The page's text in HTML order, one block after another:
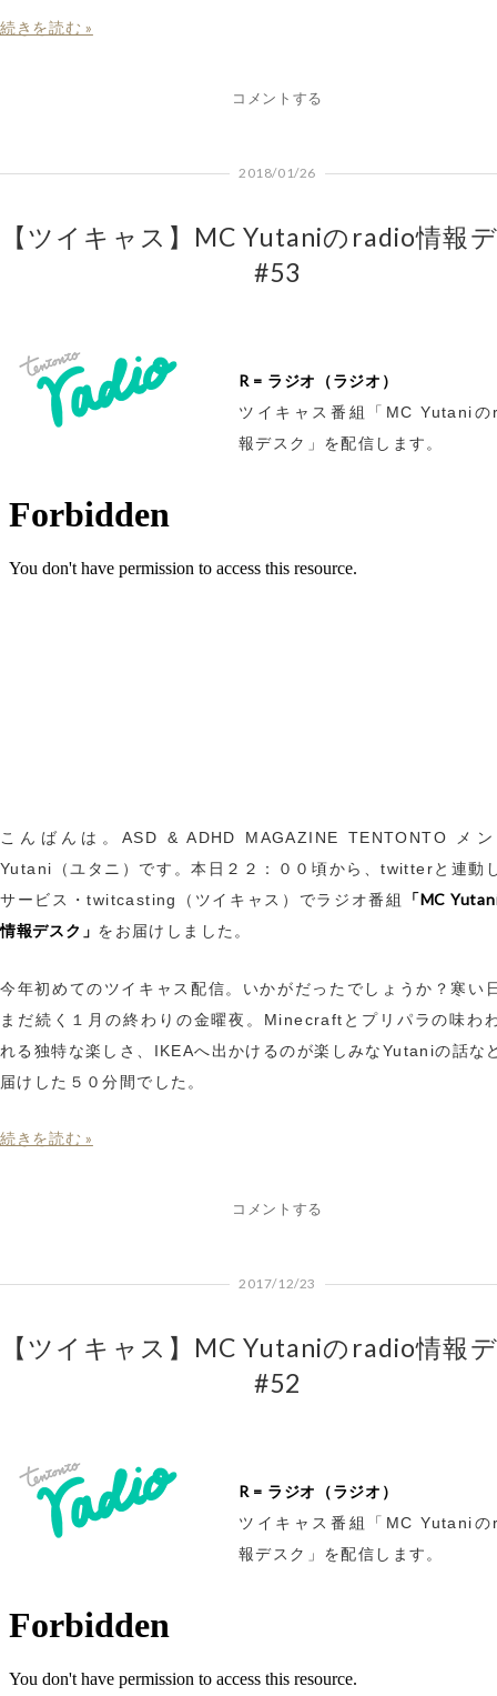
続きを読む »
コメントする
2018/01/26
【ツイキャス】MC Yutaniのradio情報
#53
R = ラジオ（ラジオ）
ツイキャス番組「MC Yutani
報デスク」を配信します。
こんばんは。ASD & ADHD MAGAZINE TENTONTO メ
Yutani（ユタニ）です。本日２２：００頃から、twitterと連動
サービス・twitcasting（ツイキャス）でラジオ番組
「MC
情報デスク」 をお届けしました。
今年初めてのツイキャス配信。いかがだったでしょうか？寒い
まだ続く１月の終わりの金曜夜。Minecraftとプリパラの味わ
れる独特な楽しさ、IKEAへ出かけるのが楽しみなYutaniの話な
届けした５０分間でした。
続きを読む »
コメントする
2017/12/23
【ツイキャス】MC Yutaniのradio情報
#52
R = ラジオ（ラジオ）
ツイキャス番組「MC Yutani
報デスク」を配信します。